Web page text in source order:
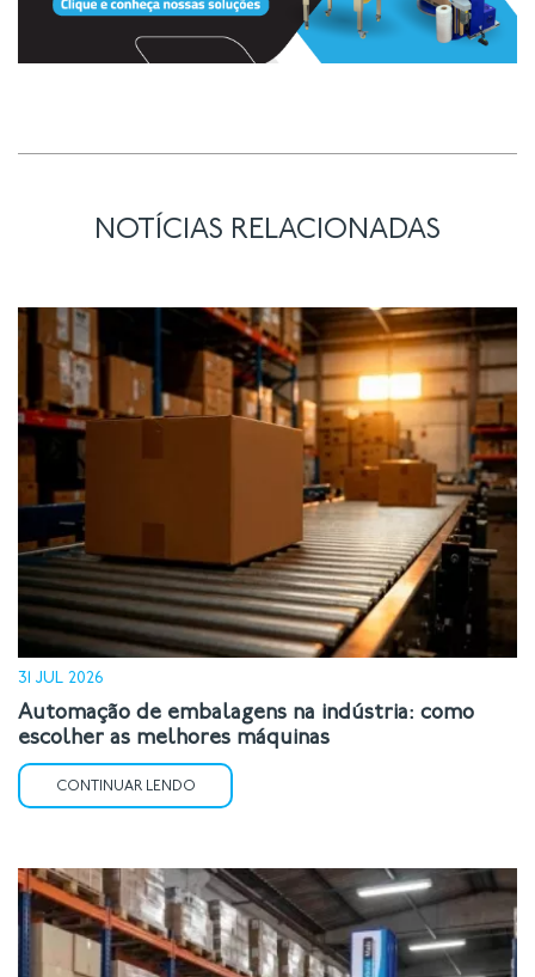
NOTÍCIAS RELACIONADAS
31 JUL 2026
Automação de embalagens na indústria: como
escolher as melhores máquinas
CONTINUAR LENDO